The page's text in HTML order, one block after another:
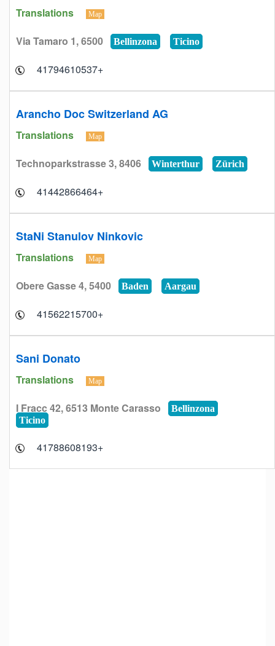
Translations Map
Via Tamaro 1, 6500 Bellinzona Ticino
+41794610537
Arancho Doc Switzerland AG
Translations Map
Technoparkstrasse 3, 8406 Winterthur Zürich
+41442866464
StaNi Stanulov Ninkovic
Translations Map
Obere Gasse 4, 5400 Baden Aargau
+41562215700
Sani Donato
Translations Map
I Fracc 42, 6513 Monte Carasso
Bellinzona
Ticino
+41788608193